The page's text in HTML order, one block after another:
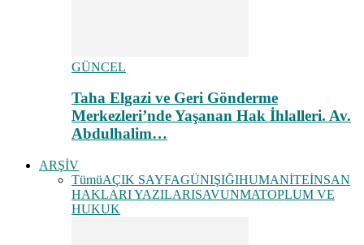
GÜNCEL
Taha Elgazi ve Geri Gönderme
Merkezleri’nde Yaşanan Hak İhlalleri. Av.
Abdulhalim…
ARŞİV
TümüAÇIK SAYFAGÜNIŞIĞIHUMANİTEİNSAN
HAKLARI YAZILARISAVUNMATOPLUM VE
HUKUK